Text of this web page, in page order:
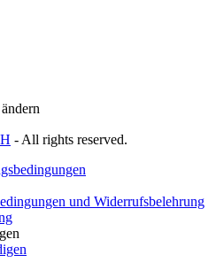
- All rights reserved.
und Widerrufsbelehrung